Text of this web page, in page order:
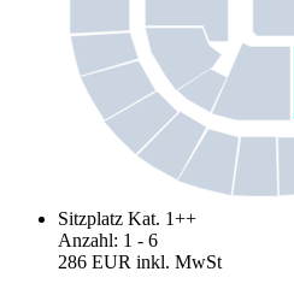
Sitzplatz Kat. 1++
Anzahl: 1 - 6
286 EUR inkl. MwSt